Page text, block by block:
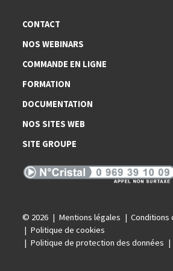
CONTACT
NOS WEBINARS
COMMANDE EN LIGNE
FORMATION
DOCUMENTATION
NOS SITES WEB
SITE GROUPE
© 2026 Mentions légales
Conditions
Politique de cookies
Politique de protection des données